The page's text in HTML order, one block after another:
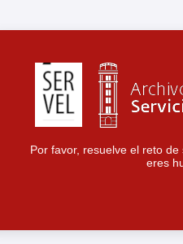
Por favor, resuelve el reto
eres